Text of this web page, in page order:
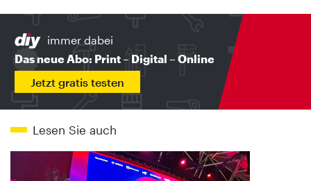
immer dabei
Das neue Abo: Print – Digital – Online
Jetzt gratis testen
Lesen Sie auch